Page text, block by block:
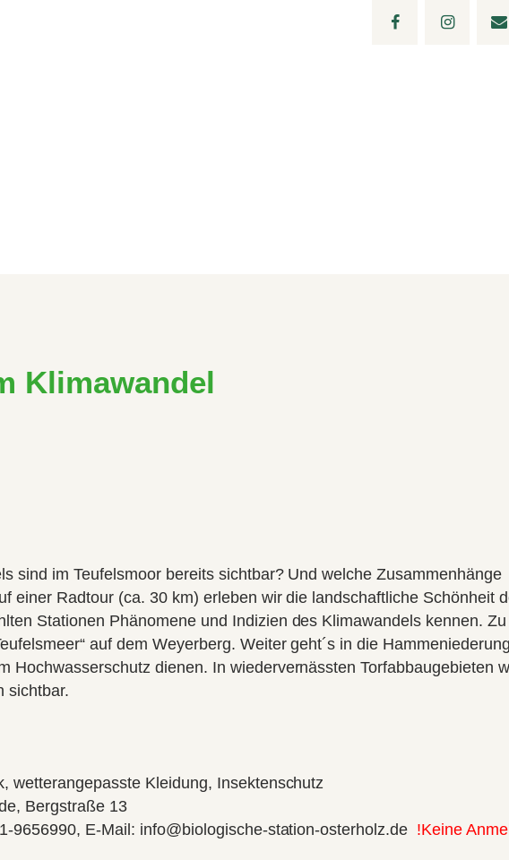
Klimawandel
sind im Teufelsmoor bereits sichtbar? Und welche Zusammenhänge
einer Radtour (ca. 30 km) erleben wir die landschaftliche Schönheit
Stationen Phänomene und Indizien des Klimawandels kennen. Zu
auf dem Weyerberg. Weiter geht´s in die
Hochwasserschutz dienen. In wiedervernässten Torfabbaugebieten
sichtbar.
wetterangepasste Kleidung, Insektenschutz
Bergstraße 13
9656990, E-Mail: info@biologische-station-osterholz.de !Keine